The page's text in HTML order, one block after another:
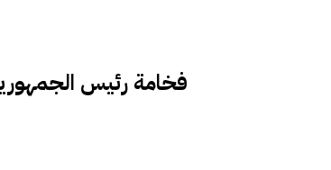
فخامة رئيس الجمهورية